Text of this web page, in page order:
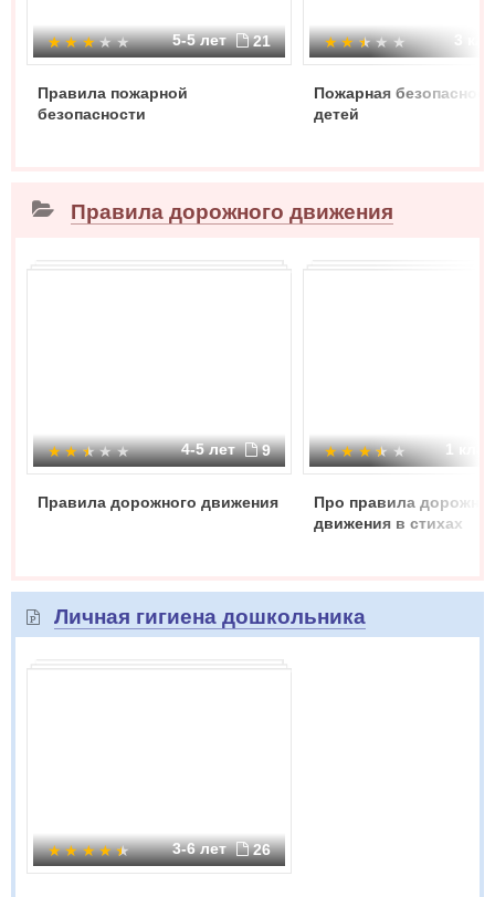
5-5 лет 21
Правила пожарной
безопасности
Пожарная
детей
Правила дорожного движения
4-5 лет 9
Правила дорожного движения
1
Про правила
движения в стихах
Личная гигиена дошкольника
3-6 лет 26